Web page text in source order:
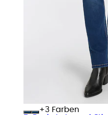
+
Farben